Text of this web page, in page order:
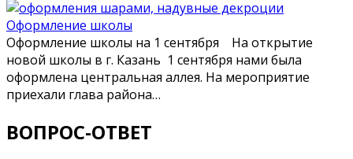
Оформление школы
Оформление школы на 1 сентября На открытие
новой школы в г. Казань 1 сентября нами была
оформлена центральная аллея. На мероприятие
приехали глава района…
ВОПРОС-ОТВЕТ